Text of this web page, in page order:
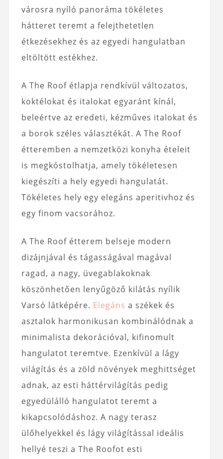
városra nyíló panoráma tökéletes
hátteret teremt a felejthetetlen
étkezésekhez és az egyedi hangulatban
eltöltött estékhez.
A The Roof étlapja rendkívül változatos,
koktélokat és italokat egyaránt kínál,
beleértve az eredeti, kézműves italokat és
a borok széles választékát. A The Roof
étteremben a nemzetközi konyha ételeit
is megkóstolhatja, amely tökéletesen
kiegészíti a hely egyedi hangulatát.
Tökéletes hely egy elegáns aperitivhoz és
egy finom vacsorához.
A The Roof étterem belseje modern
dizájnjával és tágasságával magával
ragad, a nagy, üvegablakoknak
köszönhetően lenyűgöző kilátás nyílik
Varsó látképére. Elegáns a székek és
asztalok harmonikusan kombinálódnak a
minimalista dekorációval, kifinomult
hangulatot teremtve. Ezenkívül a lágy
világítás és a zöld növények meghittséget
adnak, az esti háttérvilágítás pedig
egyedülálló hangulatot teremt a
kikapcsolódáshoz. A nagy terasz
ülőhelyekkel és lágy világítással ideális
hellyé teszi a The Roofot esti